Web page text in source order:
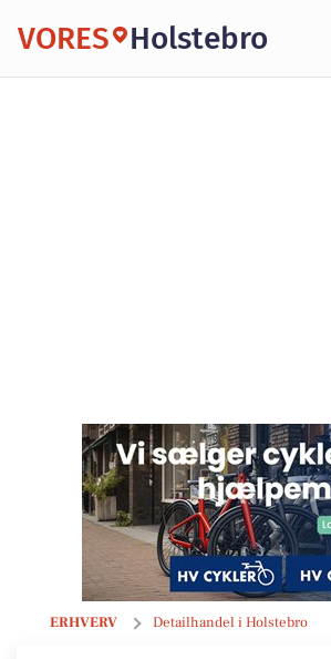
VORES Holstebro
ERHVERV Detailhandel i Holstebro
A Alainn v/Jens Peder Lund Kristensen